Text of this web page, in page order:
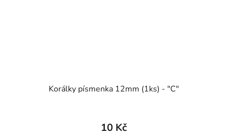
Korálky písmenka 12mm (1ks) - "C"
10 Kč